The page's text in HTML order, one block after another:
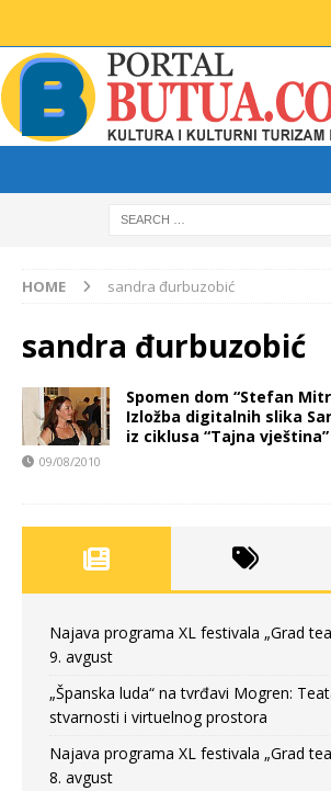
HOME sandra đurbuzobić
sandra đurbuzobić
Spomen dom “Stefan
Izložba digitalnih slika
iz ciklusa “Tajna vještina”
09/08/2010
Najava programa XL festivala „Grad
9. avgust
„Španska luda“ na tvrđavi Mogren:
stvarnosti i virtuelnog prostora
Najava programa XL festivala „Grad
8. avgust